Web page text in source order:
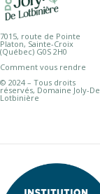
7015, route de Pointe
Platon, Sainte-Croix
(Québec) G0S 2H0
Comment vous rendre
© 2024 – Tous droits
réservés, Domaine Joly-De
Lotbinière